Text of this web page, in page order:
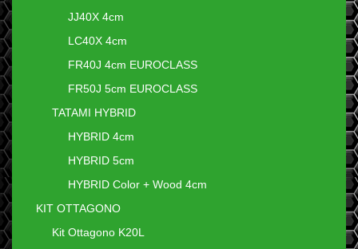
JJ40X 4cm
LC40X 4cm
FR40J 4cm EUROCLASS
FR50J 5cm EUROCLASS
TATAMI HYBRID
HYBRID 4cm
HYBRID 5cm
HYBRID Color + Wood 4cm
KIT OTTAGONO
Kit Ottagono K20L